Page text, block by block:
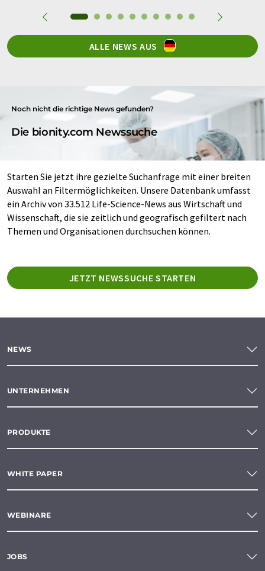
ALLE NEWS AUS
Noch nicht die richtige News gefunden?
Die bionity.com Newssuche
Starten Sie jetzt ihre gezielte Suchanfrage mit einer breiten
Auswahl an Filtermöglichkeiten. Unsere Datenbank umfasst
ein Archiv von 33.512 Life-Science-News aus Wirtschaft und
Wissenschaft, die sie zeitlich und geografisch gefiltert nach
Themen und Organisationen durchsuchen können.
JETZT NEWSSUCHE STARTEN
NEWS
UNTERNEHMEN
PRODUKTE
WHITE PAPER
WEBINARE
JOBS